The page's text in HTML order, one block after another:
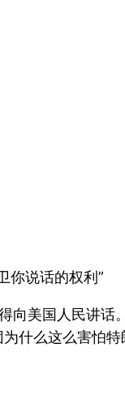
你说话的权利”
美国人民讲
什么这么害怕